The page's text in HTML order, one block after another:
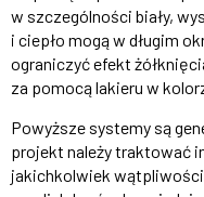
w szczególności biały,
i ciepło mogą w długim
ograniczyć efekt
za pomocą lakieru w
Powyższe systemy są
projekt należy traktować
jakichkolwiek